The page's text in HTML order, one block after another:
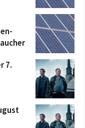
7.